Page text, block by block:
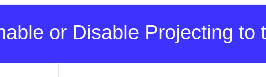
or Disable Projecting to